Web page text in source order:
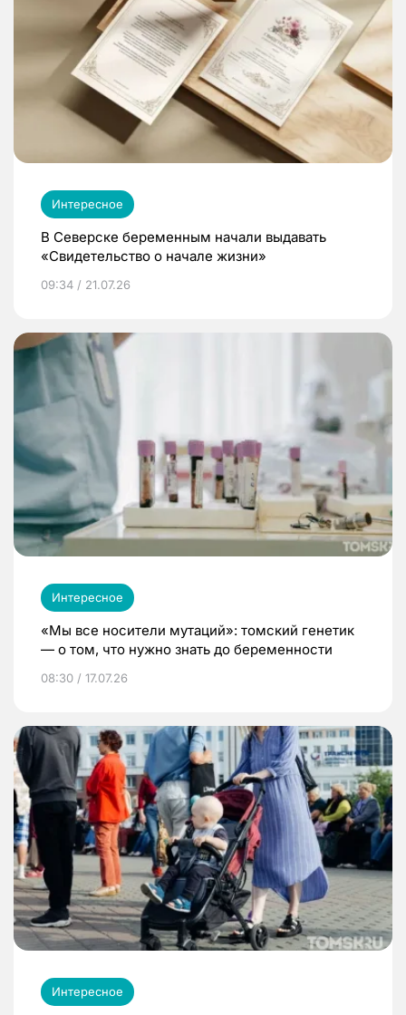
Интересное
В Северске беременным начали выдавать
«Свидетельство о начале жизни»
09:34 / 21.07.26
Интересное
«Мы все носители мутаций»: томский генетик
— о том, что нужно знать до беременности
08:30 / 17.07.26
Интересное